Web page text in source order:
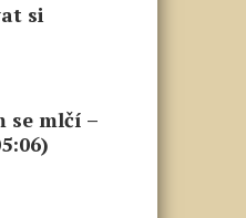
si
se mlčí –